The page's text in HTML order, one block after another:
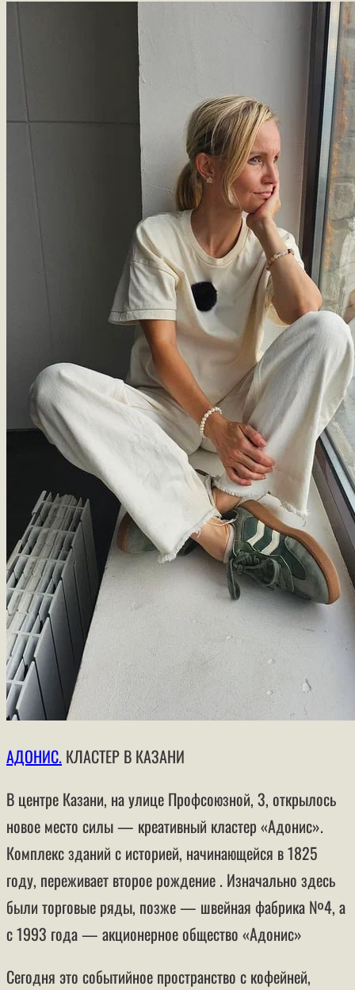
АДОНИС. КЛАСТЕР В КАЗАНИ
В центре Казани, на улице Профсоюзной, 3, открылось
новое место силы — креативный кластер «Адонис».
Комплекс зданий с историей, начинающейся в 1825
году, переживает второе рождение . Изначально здесь
были торговые ряды, позже — швейная фабрика №4, а
с 1993 года — акционерное общество «Адонис»
Сегодня это событийное пространство с кофейней,